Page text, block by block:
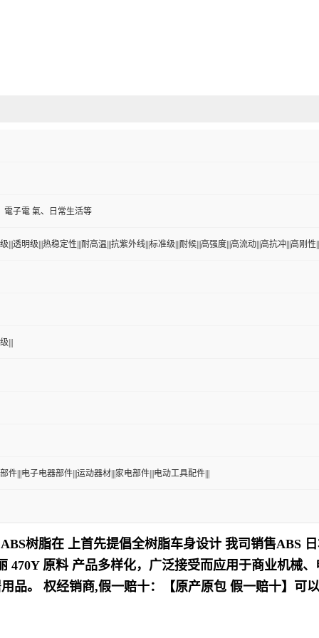
電子電 氣、日常生活等
|||透明级|||热稳定性|||耐高温|||抗紫外线|||标准级|||耐候|||高强度|||高流动|||高抗冲|||高刚性
|||
件|||电子电器部件|||运动器材|||家电部件|||电动工具配件|||
树脂在 上首先提倡全树脂车身设计 我司销售ABS
470Y 原料 产品多样化， 广泛接受而应用于商业机械
品。 权经销商,假一赔十：【原产原包 假一赔十】可